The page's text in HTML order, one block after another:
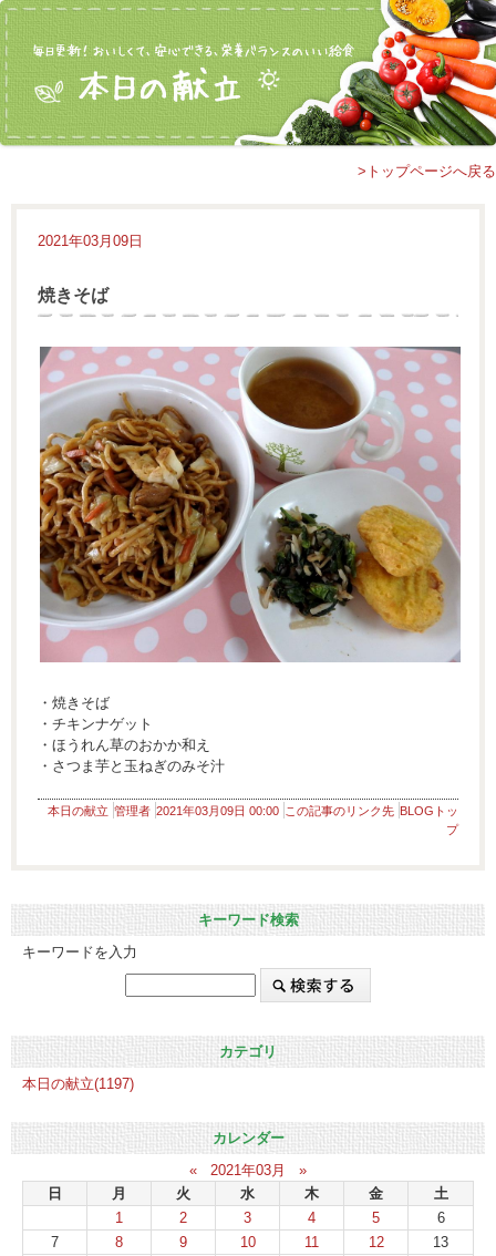
>トップページへ戻る
2021年03月09日
焼きそば
・焼きそば
・チキンナゲット
・ほうれん草のおかか和え
・さつま芋と玉ねぎのみそ汁
本日の献立 管理者 2021年03月09日 00:00 この記事のリンク先 BLOGトッ
プ
キーワード検索
キーワードを入力
カテゴリ
本日の献立(1197)
カレンダー
«
2021年03月
»
日
月 火 水 木 金
土
1
2 3 4 5
6
7
8 9 10 11 12
13